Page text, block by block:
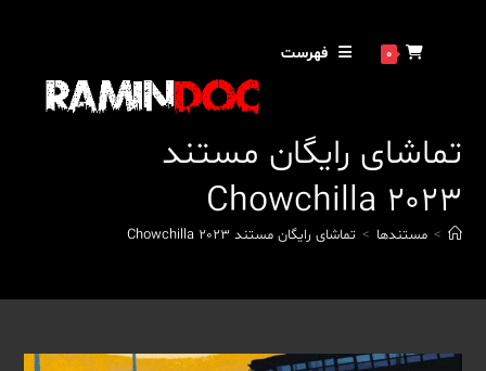
0 فهرست
تماشای رایگان مستند
Chowchilla 2023
> مستندها > تماشای رایگان مستند Chowchilla 2023